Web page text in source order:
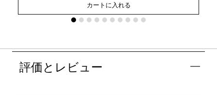
カートに入れる
評価とレビュー